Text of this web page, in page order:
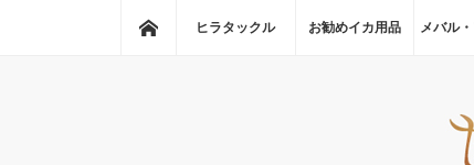
ホーム
ヒラタックル お勧めイカ用品 メバル